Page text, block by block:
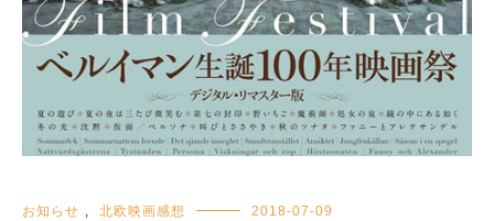
お知らせ , 北欧映画感想 2018-07-09